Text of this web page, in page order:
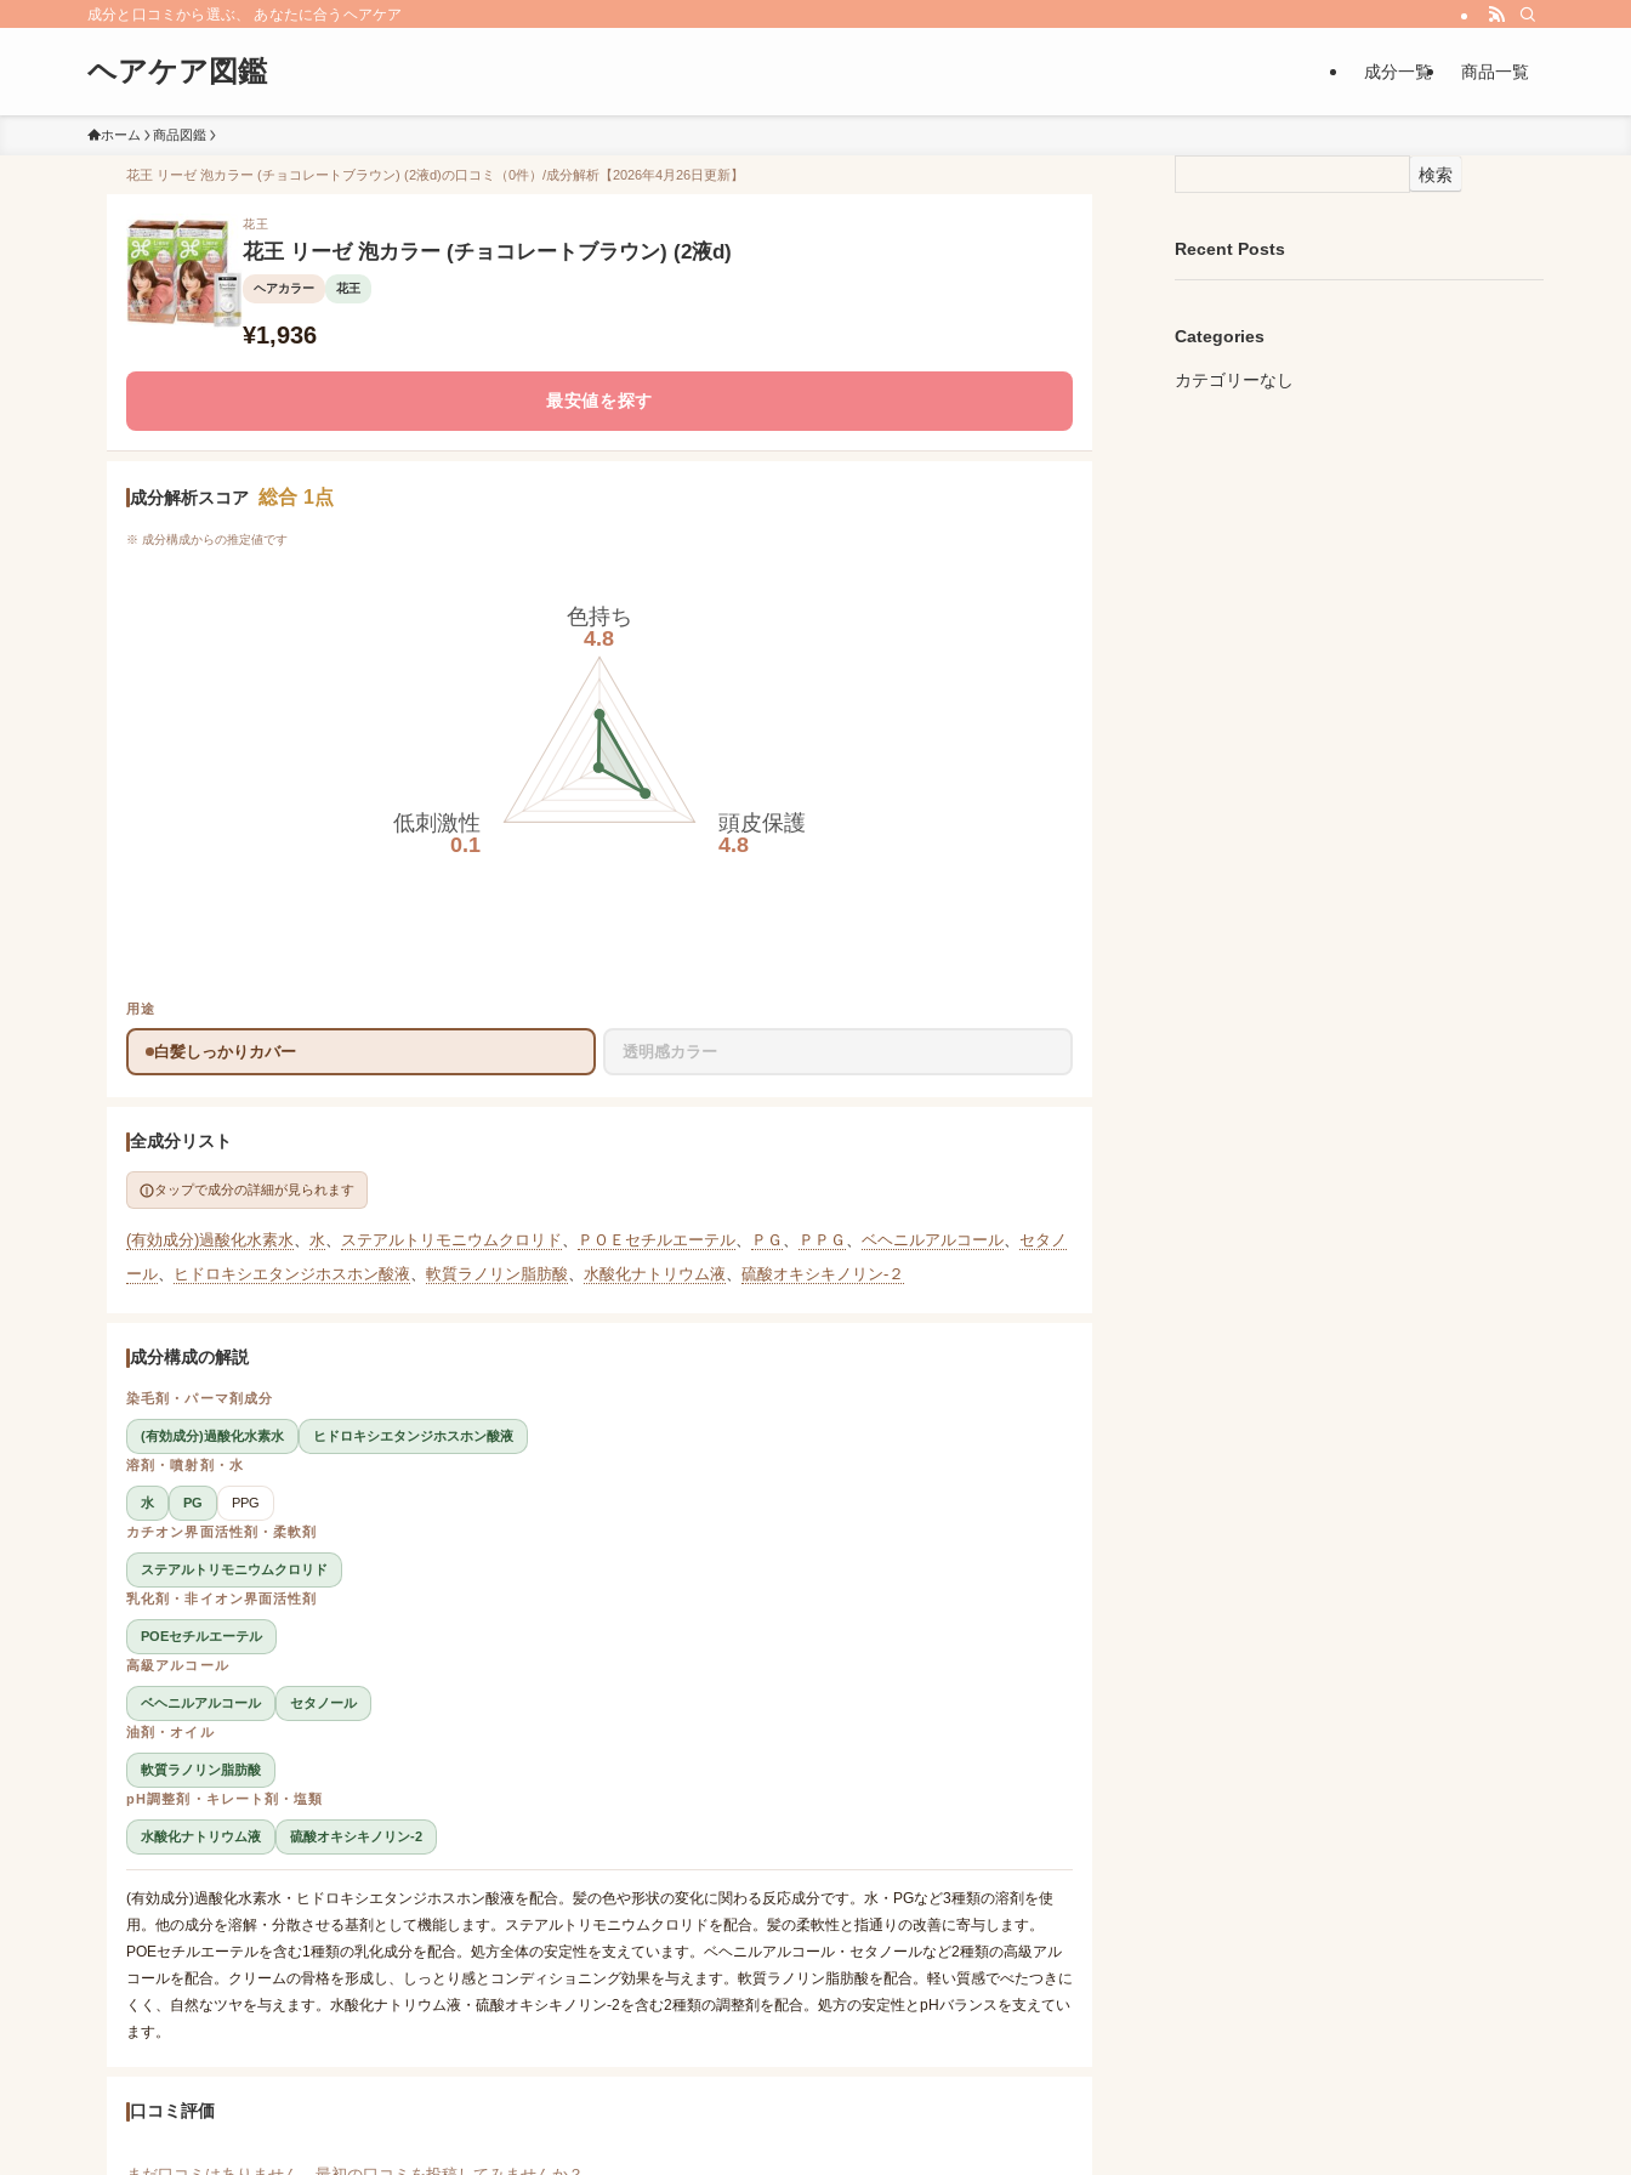
成分と口コミから選ぶ、 あなたに合うヘアケア
ヘアケア図鑑 成分一覧 商品一覧
ホーム 商品図鑑
花王 リーゼ 泡カラー (チョコレートブラウン) (2液d)の口コミ（0件）/成分解析【2026年4月26日更新】
花王
花王 リーゼ 泡カラー (チョコレートブラウン) (2液d)
ヘアカラー 花王
¥1,936
最安値を探す
成分解析スコア 総合 1点
※ 成分構成からの推定値です
色持ち
4.8
頭皮保護
4.8
低刺激性
0.1
用途
白髪しっかりカバー 透明感カラー
全成分リスト
タップで成分の詳細が見られます
(有効成分)過酸化水素水、 水、 ステアルトリモニウムクロリド、 ＰＯＥセチルエーテル、 ＰＧ 、 ＰＰＧ 、 ベヘニルアルコール、 セタノ
ール、 ヒドロキシエタンジホスホン酸液、 軟質ラノリン脂肪酸、 水酸化ナトリウム液、 硫酸オキシキノリン-２
成分構成の解説
染毛剤・パーマ剤成分
(有効成分)過酸化水素水
ヒドロキシエタンジホスホン酸液
溶剤・噴射剤・水
水 PG
PPG
カチオン界面活性剤・柔軟剤
ステアルトリモニウムクロリド
乳化剤・非イオン界面活性剤
POEセチルエーテル
高級アルコール
ベヘニルアルコール
セタノール
油剤・オイル
軟質ラノリン脂肪酸
pH調整剤・キレート剤・塩類
水酸化ナトリウム液 硫酸オキシキノリン-2
(有効成分)過酸化水素水・ヒドロキシエタンジホスホン酸液を配合。髪の色や形状の変化に関わる反応成分です。水・PGなど3種類の溶剤を使
用。他の成分を溶解・分散させる基剤として機能します。ステアルトリモニウムクロリドを配合。髪の柔軟性と指通りの改善に寄与します。
POEセチルエーテルを含む1種類の乳化成分を配合。処方全体の安定性を支えています。ベヘニルアルコール・セタノールなど2種類の高級アル
コールを配合。クリームの骨格を形成し、しっとり感とコンディショニング効果を与えます。軟質ラノリン脂肪酸を配合。軽い質感でべたつきに
くく、自然なツヤを与えます。水酸化ナトリウム液・硫酸オキシキノリン-2を含む2種類の調整剤を配合。処方の安定性とpHバランスを支えてい
ます。
口コミ評価
検索
Recent Posts
Categories
カテゴリーなし